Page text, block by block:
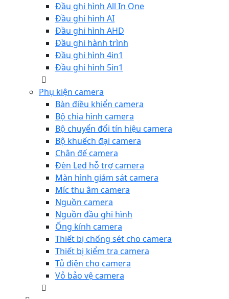
Đầu ghi hình All In One
Đầu ghi hình AI
Đầu ghi hình AHD
Đầu ghi hành trình
Đầu ghi hình 4in1
Đầu ghi hình 5in1
Phụ kiện camera
Bàn điều khiển camera
Bộ chia hình camera
Bộ chuyển đổi tín hiệu camera
Bộ khuếch đại camera
Chân đế camera
Đèn Led hỗ trợ camera
Màn hình giám sát camera
Míc thu âm camera
Nguồn camera
Nguồn đầu ghi hình
Ống kính camera
Thiết bị chống sét cho camera
Thiết bị kiểm tra camera
Tủ điện cho camera
Vỏ bảo vệ camera